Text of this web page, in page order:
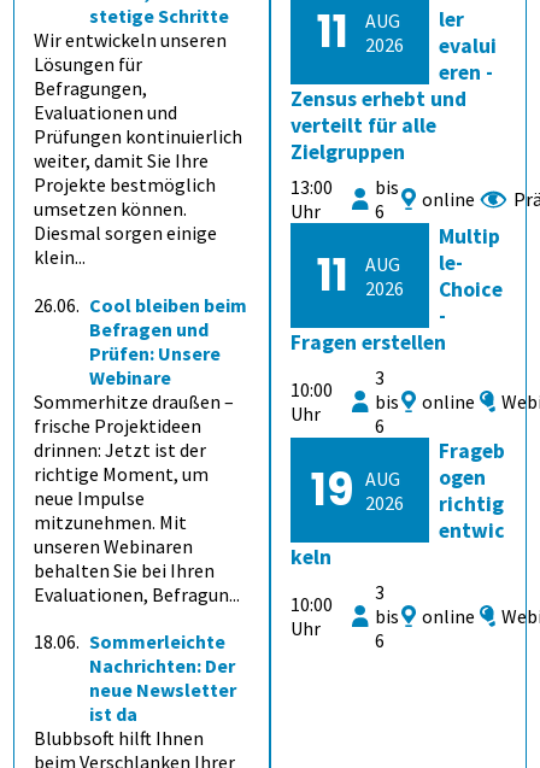
stetige Schritte
Wir entwickeln unseren
Lösungen für
Befragungen,
Evaluationen und
Prüfungen kontinuierlich
weiter, damit Sie Ihre
Projekte bestmöglich
umsetzen können.
Diesmal sorgen einige
klein...
26.06. Cool bleiben beim
Befragen und
Prüfen: Unsere
Webinare
Sommerhitze draußen –
frische Projektideen
drinnen: Jetzt ist der
richtige Moment, um
neue Impulse
mitzunehmen. Mit
unseren Webinaren
behalten Sie bei Ihren
Evaluationen, Befragun...
18.06. Sommerleichte
Nachrichten: Der
neue Newsletter
ist da
Blubbsoft hilft Ihnen
beim Verschlanken Ihrer
11
AUG
2026
ler
evalui
eren -
Zensus erhebt und
verteilt für alle
Zielgruppen
13:00
Uhr
bis
6
online
11
AUG
2026
Multip
le-
Choice
-
Fragen erstellen
10:00
Uhr
3
bis
6
online
19 AUG
2026
Frageb
ogen
richtig
entwic
keln
10:00
Uhr
3
bis
6
online